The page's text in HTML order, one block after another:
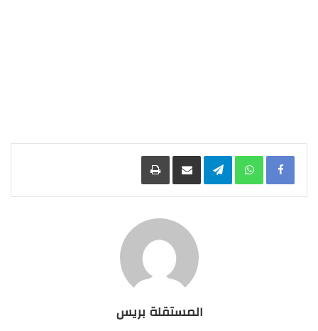
Facebook
WhatsApp
Telegramمشاركة عبر البريد طباعة
المستقلة بريس